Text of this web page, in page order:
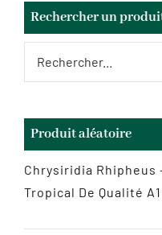
Rechercher un
Produit aléatoire
Chrysiridia Rhipheus
Tropical De Qualité A1